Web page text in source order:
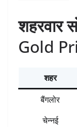
शहरवार
Gold
शहर
बैंगलोर
चेन्नई